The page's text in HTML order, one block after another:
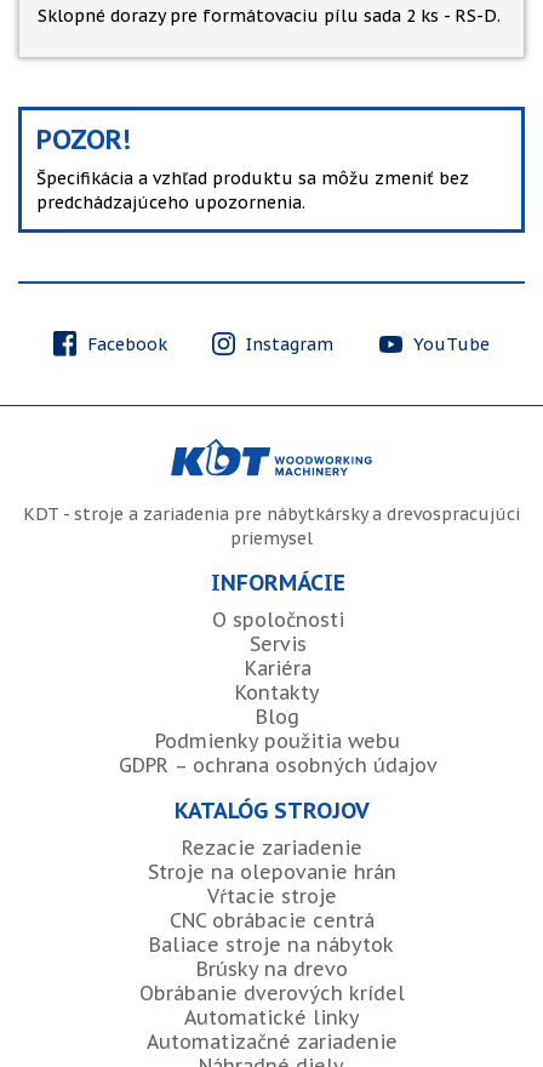
Sklopné dorazy pre formátovaciu pílu sada 2 ks - RS-D.
POZOR!
Špecifikácia a vzhľad produktu sa môžu zmeniť bez
predchádzajúceho upozornenia.
Facebook Instagram YouTube
KDT - stroje a zariadenia pre nábytkársky a drevospracujúci
priemysel
INFORMÁCIE
O spoločnosti
Servis
Kariéra
Kontakty
Blog
Podmienky použitia webu
GDPR – ochrana osobných údajov
KATALÓG STROJOV
Rezacie zariadenie
Stroje na olepovanie hrán
Vŕtacie stroje
CNC obrábacie centrá
Baliace stroje na nábytok
Brúsky na drevo
Obrábanie dverových krídel
Automatické linky
Automatizačné zariadenie